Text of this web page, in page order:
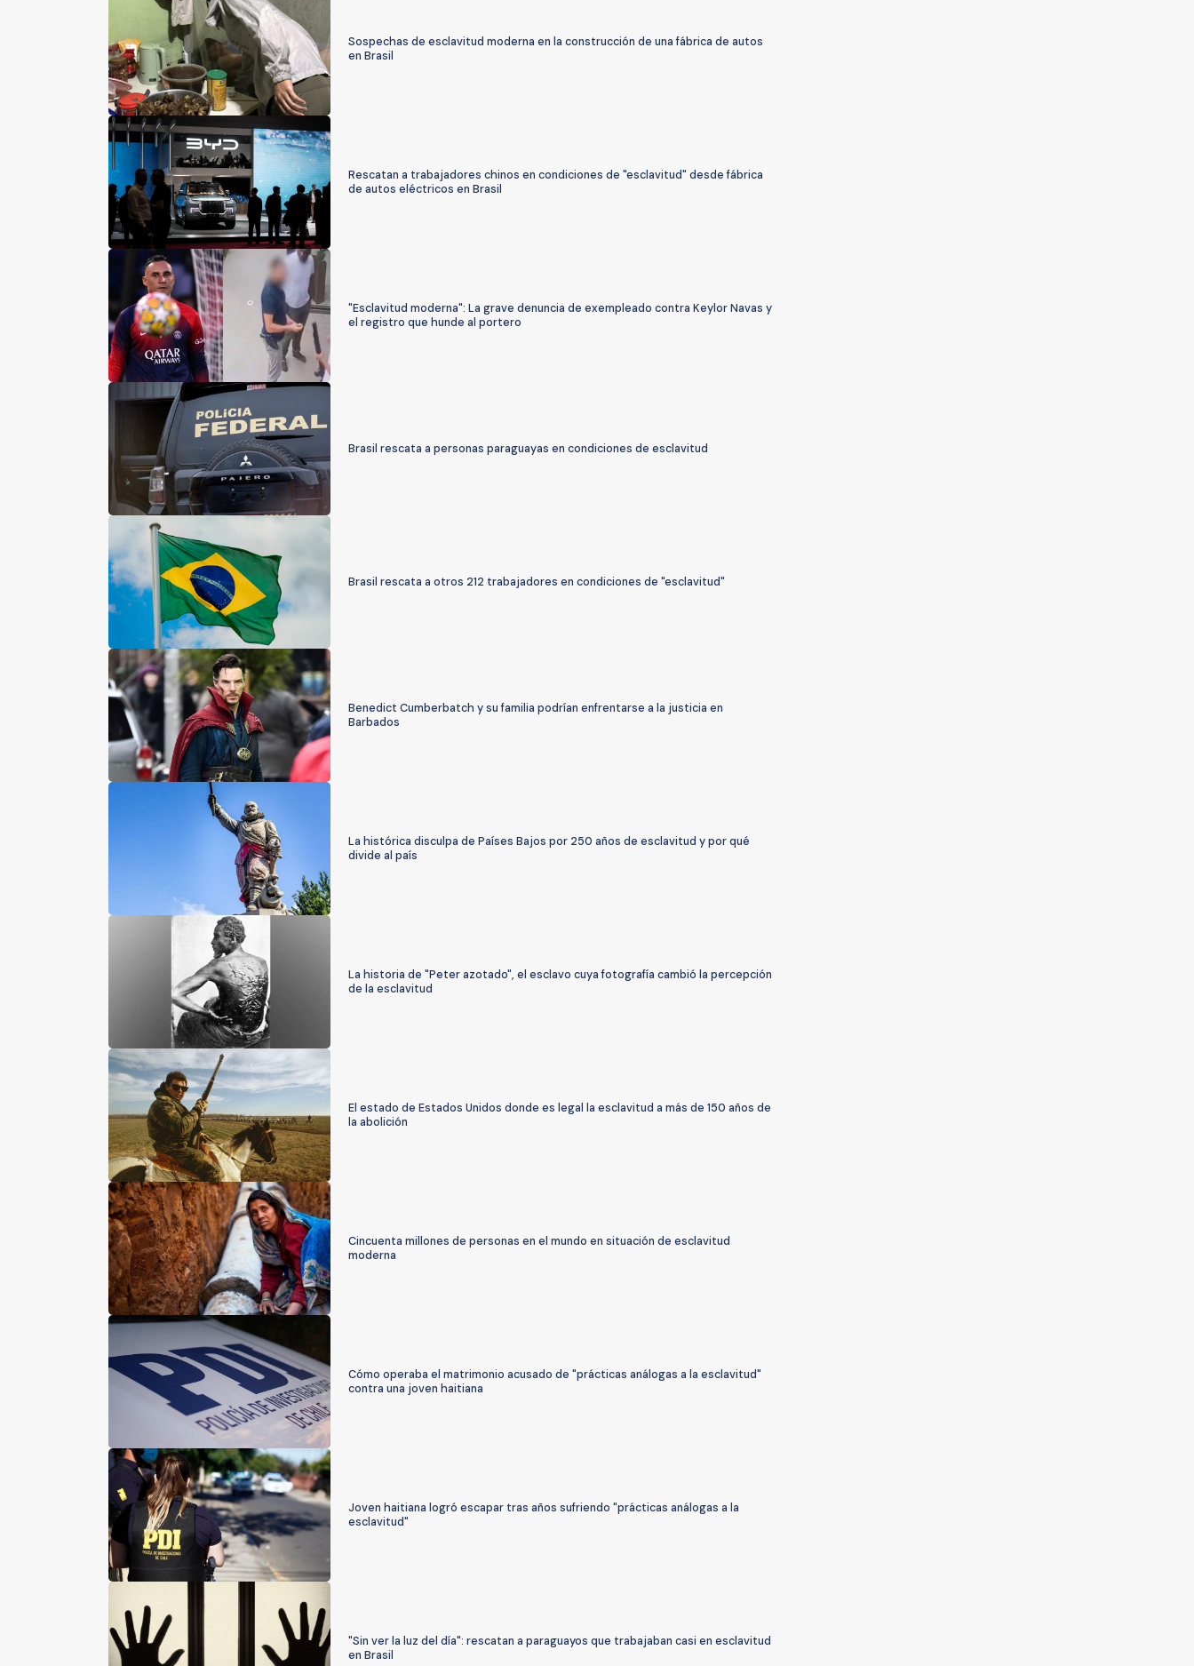
Sospechas de esclavitud moderna en la construcción de una fábrica de autos
en Brasil
Rescatan a trabajadores chinos en condiciones de "esclavitud" desde fábrica
de autos eléctricos en Brasil
"Esclavitud moderna": La grave denuncia de exempleado contra Keylor Navas y
el registro que hunde al portero
Brasil rescata a personas paraguayas en condiciones de esclavitud
Brasil rescata a otros 212 trabajadores en condiciones de "esclavitud"
Benedict Cumberbatch y su familia podrían enfrentarse a la justicia en
Barbados
La histórica disculpa de Países Bajos por 250 años de esclavitud y por qué
divide al país
La historia de "Peter azotado", el esclavo cuya fotografía cambió la percepción
de la esclavitud
El estado de Estados Unidos donde es legal la esclavitud a más de 150 años de
la abolición
Cincuenta millones de personas en el mundo en situación de esclavitud
moderna
Cómo operaba el matrimonio acusado de "prácticas análogas a la esclavitud"
contra una joven haitiana
Joven haitiana logró escapar tras años sufriendo "prácticas análogas a la
esclavitud"
"Sin ver la luz del día": rescatan a paraguayos que trabajaban casi en esclavitud
en Brasil